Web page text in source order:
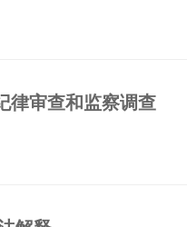
律审查和监察调查